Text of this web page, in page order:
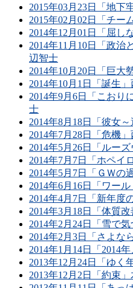
2015年03月23日「地下
2015年02月02日「チー
2014年12月01日「屈し
2014年11月10日「政治
辺智士
2014年10月20日「巨大
2014年10月1日「誕生
2014年9月6日「こおり
士
2014年8月18日「彼女
2014年7月28日「危機
2014年5月26日「ルー
2014年7月7日「ホペイ
2014年5月7日「ＧＷの
2014年6月16日「ワー
2014年4月7日「新年度
2014年3月18日「体質
2014年2月24日「雪で
2014年2月3日「さよな
2014年1月14日「2014
2013年12月24日「ゆく
2013年12月2日「約束